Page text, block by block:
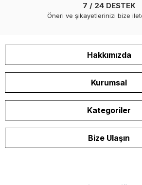
7 / 24 DESTEK
Öneri ve şikayetlerinizi bize
Hakkımızda
Kurumsal
Kategoriler
Bize Ulaşın